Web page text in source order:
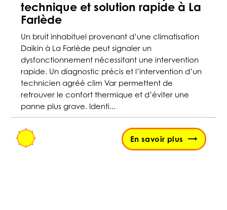
technique et solution rapide à La
Farlède
Un bruit inhabituel provenant d’une climatisation
Daikin à La Farlède peut signaler un
dysfonctionnement nécessitant une intervention
rapide. Un diagnostic précis et l’intervention d’un
technicien agréé clim Var permettent de
retrouver le confort thermique et d’éviter une
panne plus grave. Identi...
En savoir plus